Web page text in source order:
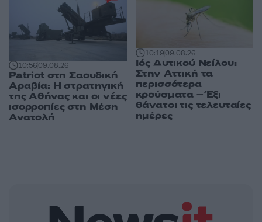
10:5609.08.26
Patriot στη Σαουδική
Αραβία: Η στρατηγική
της Αθήνας και οι νέες
ισορροπίες στη Μέση
Ανατολή
10:1909.08.26
Ιός Δυτικού Νείλου:
Στην Αττική τα
περισσότερα
κρούσματα – Έξι
θάνατοι τις τελευταίες
ημέρες